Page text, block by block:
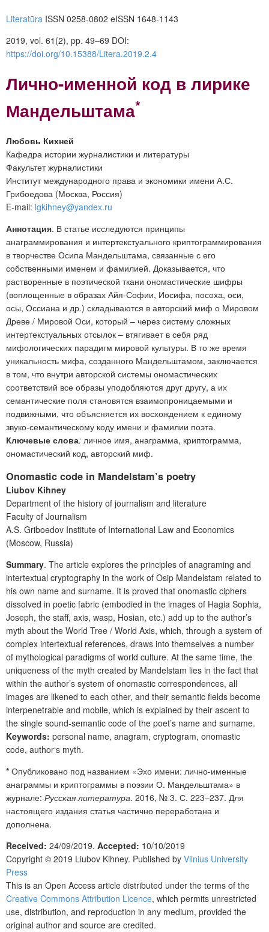
Literatūra ISSN 0258-0802 eISSN 1648-1143
2019, vol. 61(2), pp. 49–69 DOI:
https://doi.org/10.15388/Litera.2019.2.4
Лично-именной код в лирике
Мандельштама*
Любовь Кихней
Кафедра истории журналистики и литературы
Факультет журналистики
Институт международного права и экономики имени А.С.
Грибоедова (Москва, Россия)
E-mail: lgkihney@yandex.ru
Аннотация. В статье исследуются принципы
анаграммирования и интертекстуального криптограммирования
в творчестве Осипа Мандельштама, связанные с его
собственными именем и фамилией. Доказывается, что
растворенные в поэтической ткани ономастические шифры
(воплощенные в образах Айя-Софии, Иосифа, посоха, оси,
осы, Оссиана и др.) складываются в авторский миф о Мировом
Древе / Мировой Оси, который – через систему сложных
интертекстуальных отсылок – втягивает в себя ряд
мифологических парадигм мировой культуры. В то же время
уникальность мифа, созданного Мандельштамом, заключается
в том, что внутри авторской системы ономастических
соответствий все образы уподобляются друг другу, а их
семантические поля становятся взаимопроницаемыми и
подвижными, что объясняется их восхождением к единому
звуко-семантическому коду имени и фамилии поэта.
Ключевые слова: личное имя, анаграмма, криптограмма,
ономастический код, авторский миф.
Onomastic code in Mandelstam’s poetry
Liubov Kihney
Department of the history of journalism and literature
Faculty of Journalism
A.S. Griboedov Institute of International Law and Economics
(Moscow, Russia)
Summary. The article explores the principles of anagraming and
intertextual cryptography in the work of Osip Mandelstam related to
his own name and surname. It is proved that onomastic ciphers
dissolved in poetic fabric (embodied in the images of Hagia Sophia,
Joseph, the staff, axis, wasp, Hosian, etc.) add up to the author’s
myth about the World Tree / World Axis, which, through a system of
complex intertextual references, draws into themselves a number
of mythological paradigms of world culture. At the same time, the
uniqueness of the myth created by Mandelstam lies in the fact that
within the author’s system of onomastic correspondences, all
images are likened to each other, and their semantic fields become
interpenetrable and mobile, which is explained by their ascent to
the single sound-semantic code of the poet’s name and surname.
Keywords: personal name, anagram, cryptogram, onomastic
code, author‘s myth.
* Опубликовано под названием «Эхо имени: лично-именные
анаграммы и криптограммы в поэзии О. Мандельштама» в
журнале: Русская литература. 2016, № 3. С. 223–237. Для
настоящего издания статья частично переработана и
дополнена.
Received: 24/09/2019. Accepted: 10/10/2019
Copyright © 2019 Liubov Kihney. Published by Vilnius University
Press
This is an Open Access article distributed under the terms of the
Creative Commons Attribution Licence, which permits unrestricted
use, distribution, and reproduction in any medium, provided the
original author and source are credited.